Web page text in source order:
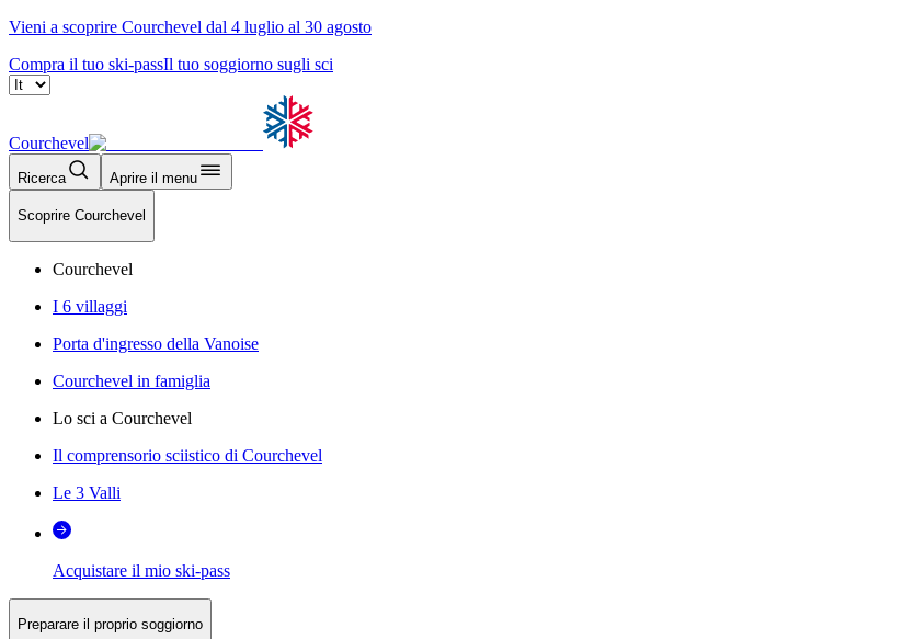
Vieni a scoprire Courchevel dal 4 luglio al 30 agosto
Compra il tuo ski-passIl tuo soggiorno sugli sci
Courchevel
Ricerca Aprire il menu
Scoprire Courchevel
Courchevel
I 6 villaggi
Porta d'ingresso della Vanoise
Courchevel in famiglia
Lo sci a Courchevel
Il comprensorio sciistico di Courchevel
Le 3 Valli
Acquistare il mio ski-pass
Preparare il proprio soggiorno